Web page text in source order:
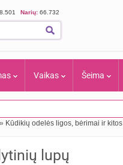
Narių: 66.732
Vaikas Šeima
» Kūdikių odelės ligos, bėrimai ir
lupų